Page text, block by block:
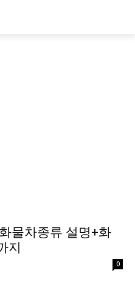
물차종류 설명+화
지
0